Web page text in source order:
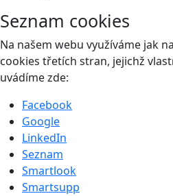
Seznam cookies
Na našem webu využíváme jak
cookies třetích stran, jejichž
uvádíme zde:
Facebook
Google
LinkedIn
Seznam
Smartlook
Smartsupp